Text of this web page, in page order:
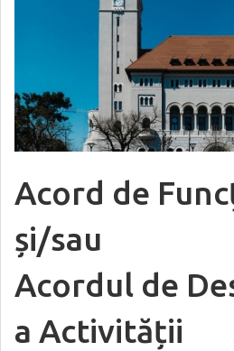
Acord de
și/sau
Acordul de
a Activității